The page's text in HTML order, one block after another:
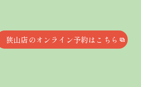
狭山店のオンライン予約はこちら